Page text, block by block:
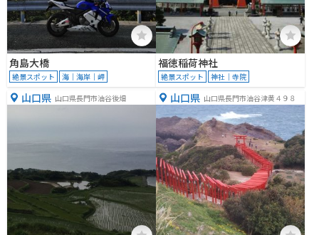
角島大橋
絶景スポット 海｜海岸｜岬
福徳稲荷神社
絶景スポット 神社｜寺院
山口県 山口県長門市油谷後畑 山口県 山口県長門市油谷津黄４９８